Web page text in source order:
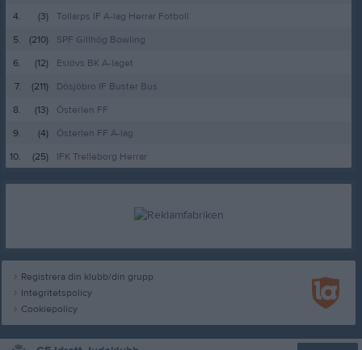
4.
(3)
Tollarps IF A-lag Herrar Fotboll
5.
(210)
SPF Gillhög Bowling
6.
(12)
Eslövs BK A-laget
7.
(211)
Dösjöbro IF Buster Bus
8.
(13)
Österlen FF
9.
(4)
Österlen FF A-lag
10.
(25) IFK Trelleborg Herrar
Registrera din klubb/din grupp
Integritetspolicy
Cookiepolicy